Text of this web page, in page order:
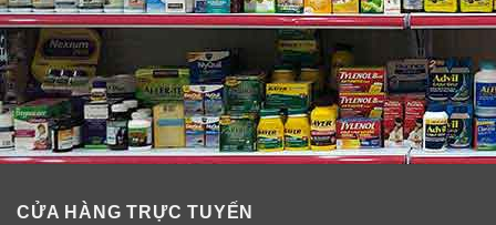
CỬA HÀNG TRỰC TUYẾN